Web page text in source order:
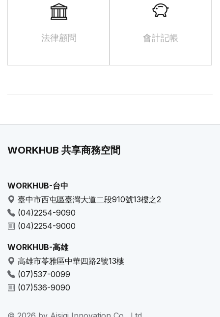
法律顧問 會計記帳
WORKHUB 共享商務空間
WORKHUB-台中
臺中市西屯區臺灣大道二段910號13樓之2
(04)2254-9090
(04)2254-9000
WORKHUB-高雄
高雄市苓雅區中華四路2號13樓
(07)537-0099
(07)536-9090